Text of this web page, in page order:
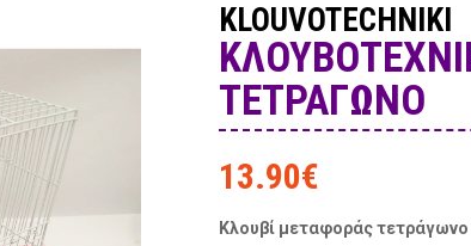
KLOUVOTECHNIKI
ΤΕΤΡΆΓΩΝΟ
13.90€
Κλουβί μεταφοράς